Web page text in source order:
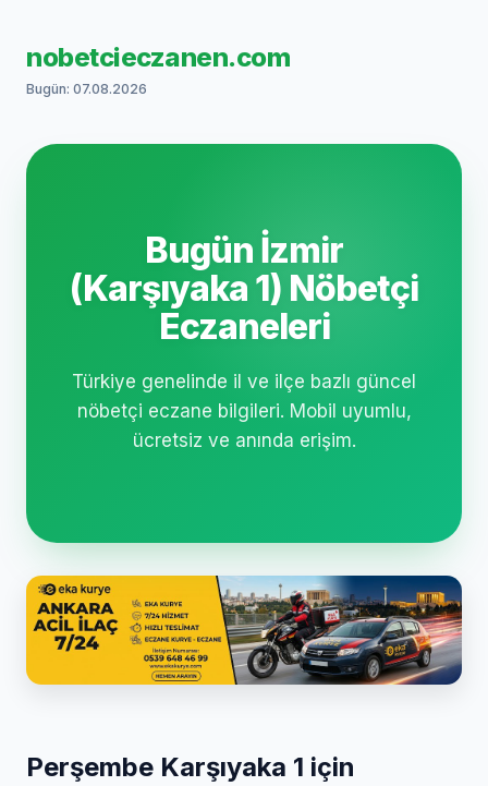
nobetcieczanen.com
Bugün: 07.08.2026
Bugün İzmir
(Karşıyaka 1) Nöbetçi
Eczaneleri
Türkiye genelinde il ve ilçe bazlı güncel
nöbetçi eczane bilgileri. Mobil uyumlu,
ücretsiz ve anında erişim.
Perşembe Karşıyaka 1 için